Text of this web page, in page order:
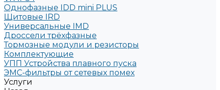
Однофазные IDD mini PLUS
Щитовые IRD
Универсальные IMD
Дроссели трёхфазные
Тормозные модули и резисторы
Комплектующие
УПП Устройства плавного пуска
ЭМС-фильтры от сетевых помех
Услуги